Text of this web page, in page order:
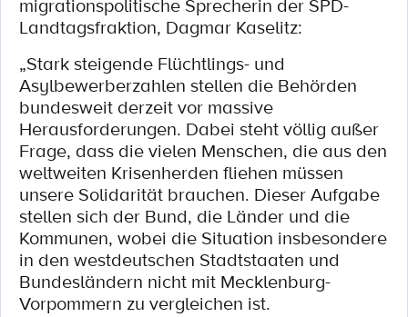
migrationspolitische Sprecherin der SPD-
Landtagsfraktion, Dagmar Kaselitz:
„Stark steigende Flüchtlings- und
Asylbewerberzahlen stellen die Behörden
bundesweit derzeit vor massive
Herausforderungen. Dabei steht völlig außer
Frage, dass die vielen Menschen, die aus den
weltweiten Krisenherden fliehen müssen
unsere Solidarität brauchen. Dieser Aufgabe
stellen sich der Bund, die Länder und die
Kommunen, wobei die Situation insbesondere
in den westdeutschen Stadtstaaten und
Bundesländern nicht mit Mecklenburg-
Vorpommern zu vergleichen ist.